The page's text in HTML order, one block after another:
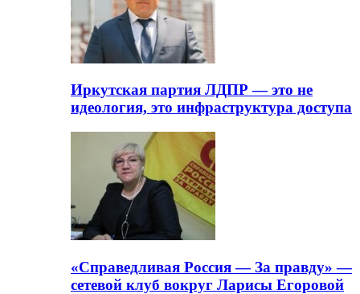
Иркутская партия ЛДПР — это не
идеология, это инфраструктура доступа
«Справедливая Россия — За правду» —
сетевой клуб вокруг Ларисы Егоровой